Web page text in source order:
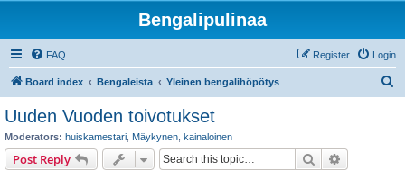
Bengalipulinaa
FAQ Login
Register
Board index Bengaleista Yleinen bengalihöpötys
Uuden Vuoden toivotukset
Moderators: huiskamestari Mäykynen kainaloinen
Post Reply Search